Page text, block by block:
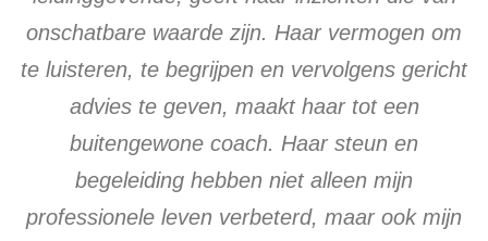
onschatbare waarde zijn. Haar vermogen om
te luisteren, te begrijpen en vervolgens gericht
advies te geven, maakt haar tot een
buitengewone coach. Haar steun en
begeleiding hebben niet alleen mijn
professionele leven verbeterd, maar ook mijn